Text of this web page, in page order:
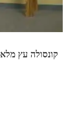
קונסולה עץ מלא Java